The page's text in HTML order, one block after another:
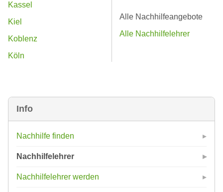
Info
Nachhilfe finden
Nachhilfelehrer
Nachhilfelehrer werden
Kassel
Kiel
Koblenz
Köln
Alle Nachhilfeangebote
Alle Nachhilfelehrer